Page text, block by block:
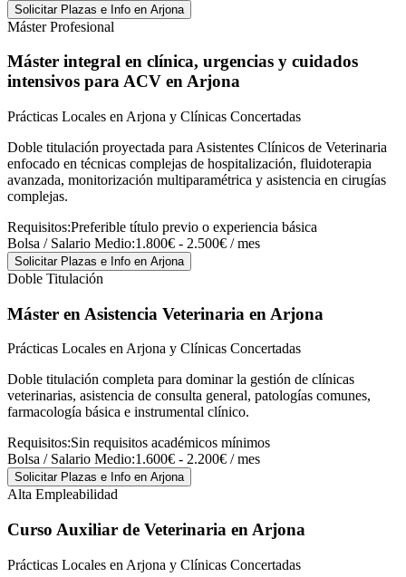
Solicitar Plazas e Info en Arjona
Máster Profesional
Máster integral en clínica, urgencias y cuidados
intensivos para ACV en Arjona
Prácticas Locales en Arjona y Clínicas Concertadas
Doble titulación proyectada para Asistentes Clínicos de Veterinaria
enfocado en técnicas complejas de hospitalización, fluidoterapia
avanzada, monitorización multiparamétrica y asistencia en cirugías
complejas.
Requisitos:Preferible título previo o experiencia básica
Bolsa / Salario Medio:1.800€ - 2.500€ / mes
Solicitar Plazas e Info en Arjona
Doble Titulación
Máster en Asistencia Veterinaria en Arjona
Prácticas Locales en Arjona y Clínicas Concertadas
Doble titulación completa para dominar la gestión de clínicas
veterinarias, asistencia de consulta general, patologías comunes,
farmacología básica e instrumental clínico.
Requisitos:Sin requisitos académicos mínimos
Bolsa / Salario Medio:1.600€ - 2.200€ / mes
Solicitar Plazas e Info en Arjona
Alta Empleabilidad
Curso Auxiliar de Veterinaria en Arjona
Prácticas Locales en Arjona y Clínicas Concertadas